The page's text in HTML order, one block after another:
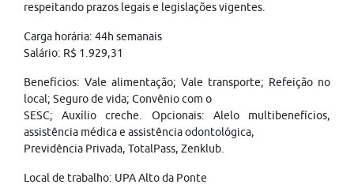
respeitando prazos legais e legislações vigentes.
Carga horária: 44h semanais
Salário: R$ 1.929,31
Benefícios: Vale alimentação; Vale transporte; Refeição no
local; Seguro de vida; Convênio com o
SESC; Auxílio creche. Opcionais: Alelo multibenefícios,
assistência médica e assistência odontológica,
Previdência Privada, TotalPass, Zenklub.
Local de trabalho: UPA Alto da Ponte